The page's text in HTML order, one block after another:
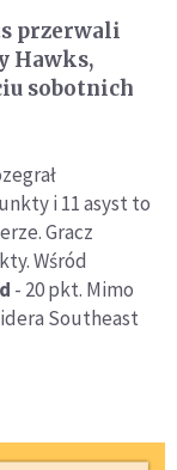
przerwali
Hawks,
sobotnich
i 11 asyst to
Gracz
Wśród
- 20 pkt. Mimo
Southeast